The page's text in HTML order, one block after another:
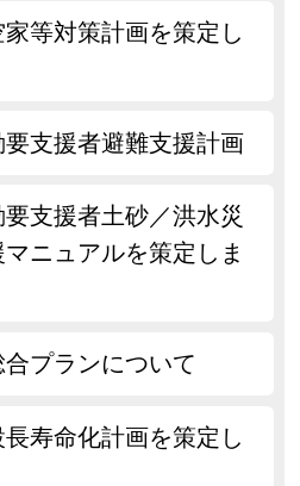
等対策計画を策定し
支援者避難支援計画
支援者土砂／洪水災
ニュアルを策定しま
プランについて
寿命化計画を策定し